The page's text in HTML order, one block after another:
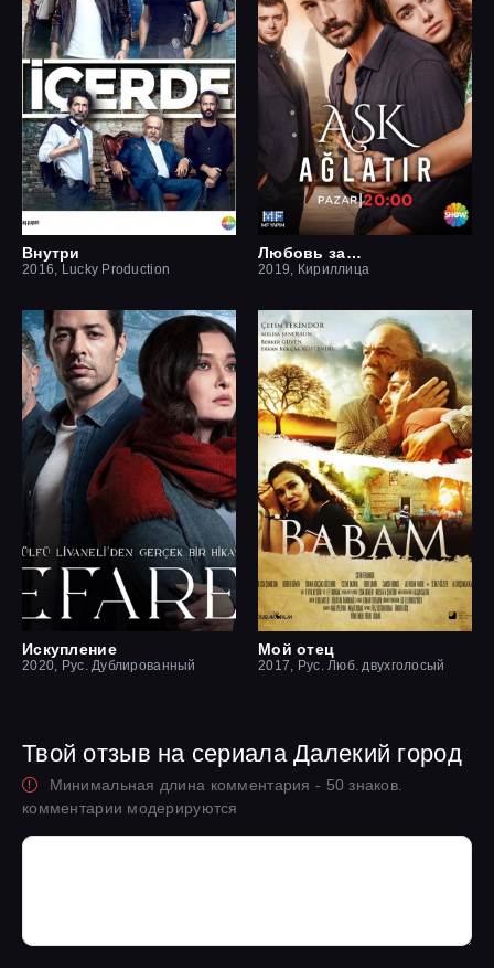
Внутри
2016, Lucky Production
Любовь заставит плакать
2019, Кириллица
Искупление
2020, Рус. Дублированный
Мой отец
2017, Рус. Люб. двухголосый
Твой отзыв на сериала Далекий город
Минимальная длина комментария - 50 знаков.
комментарии модерируются